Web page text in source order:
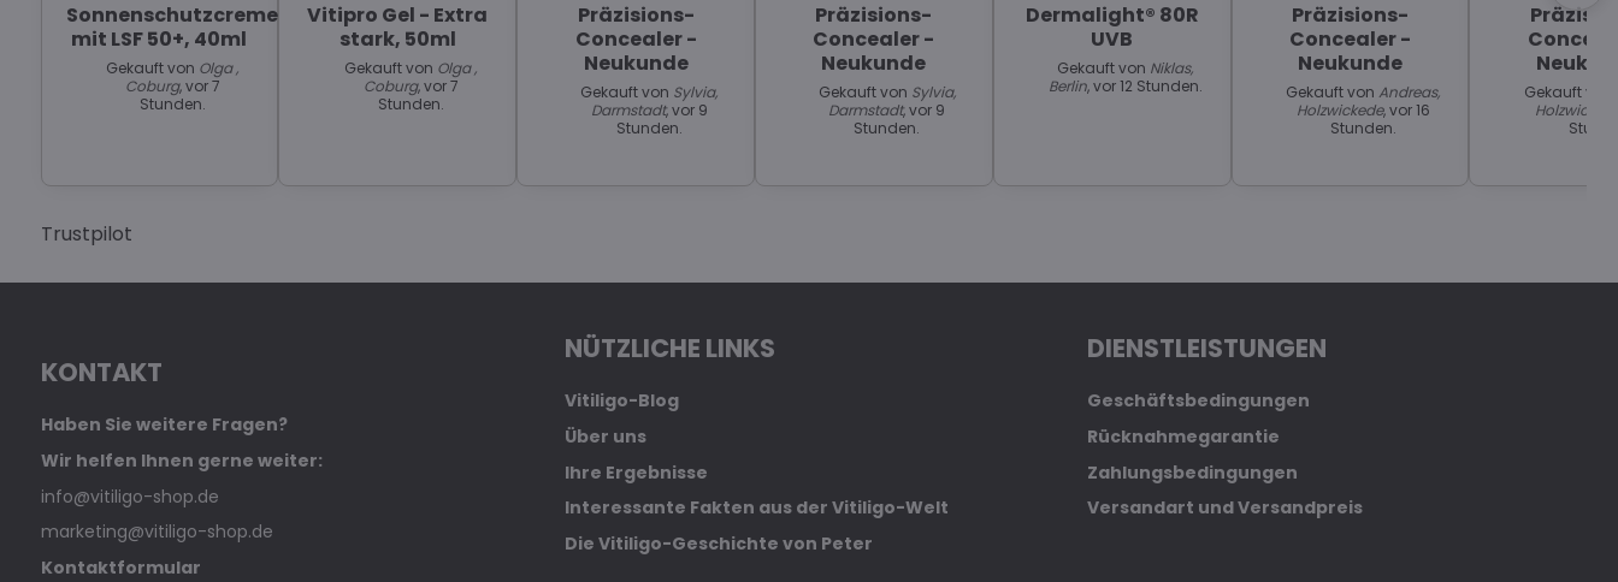
Sonnenschutzcreme
mit LSF 50+, 40ml
Gekauft von Olga ,
Coburg, vor 7
Stunden.
Vitipro Gel - Extra
stark, 50ml
Gekauft von Olga ,
Coburg, vor 7
Stunden.
Präzisions-
Concealer -
Neukunde
Gekauft von Sylvia,
Darmstadt, vor 9
Stunden.
Präzisions-
Concealer -
Neukunde
Gekauft von Sylvia,
Darmstadt, vor 9
Stunden.
Dermalight® 80R
UVB
Gekauft von Niklas,
Berlin, vor 12 Stunden.
Präzisions-
Concealer -
Neukunde
Gekauft von Andreas,
Holzwickede, vor 16
Stunden.
Gekauft von
Trustpilot
KONTAKT
Haben Sie weitere Fragen?
Wir helfen Ihnen gerne weiter:
info@vitiligo-shop.de
marketing@vitiligo-shop.de
Kontaktformular
NÜTZLICHE LINKS
Vitiligo-Blog
Über uns
Ihre Ergebnisse
Interessante Fakten aus der Vitiligo-Welt
Die Vitiligo-Geschichte von Peter
DIENSTLEISTUNGEN
Geschäftsbedingungen
Rücknahmegarantie
Zahlungsbedingungen
Versandart und Versandpreis